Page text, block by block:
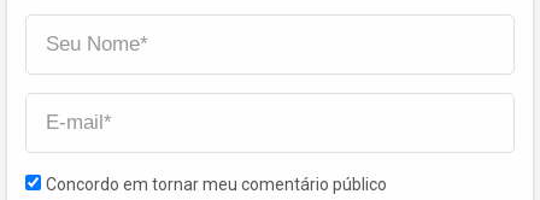
Concordo em tornar meu comentário público